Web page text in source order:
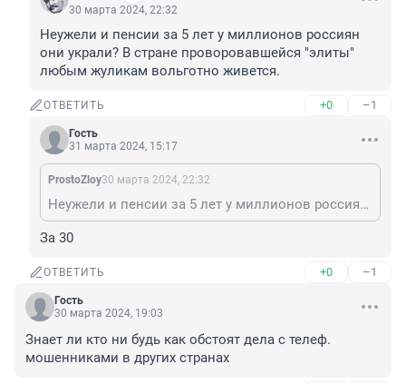
30 марта 2024, 22:32
Неужели и пенсии за 5 лет у миллионов россиян
они украли? В стране проворовавшейся "элиты"
любым жуликам вольготно живется.
ОТВЕТИТЬ +0 –1
Гость
31 марта 2024, 15:17
ProstoZloy30 марта 2024, 22:32
Неужели и пенсии за 5 лет у миллионов россиян они украли? В стране проворовавшейся "элиты" любым жуликам вольготно живется.
За 30
ОТВЕТИТЬ +0 –1
Гость
30 марта 2024, 19:03
Знает ли кто ни будь как обстоят дела с телеф.
мошенниками в других странах